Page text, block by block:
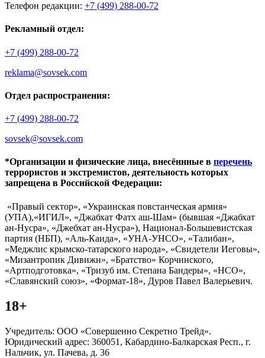
Телефон редакции: +7 (499) 288-00-72
Рекламный отдел:
+7 (499) 288-00-72
reklama@sovsek.com
Отдел распространения:
+7 (499) 288-00-72
sovsek@sovsek.com
*Организации и физические лица, внесённные в перечень
террористов и экстремистов, деятельность которых
запрещена в Российской Федерации:
«Правый сектор», «Украинская повстанческая армия»
(УПА),«ИГИЛ», «Джабхат Фатх аш-Шам» (бывшая «Джабхат
ан-Нусра», «Джебхат ан-Нусра»), Национал-Большевистская
партия (НБП), «Аль-Каида», «УНА-УНСО», «Талибан»,
«Меджлис крымско-татарского народа», «Свидетели Иеговы»,
«Мизантропик Дивижн», «Братство» Корчинского,
«Артподготовка», «Тризуб им. Степана Бандеры», «НСО»,
«Славянский союз», «Формат-18», Дуров Павел Валерьевич.
18+
Учредитель: ООО «Совершенно Секретно Трейд».
Юридический адрес: 360051, Кабардино-Балкарская Респ., г.
Нальчик, ул. Пачева, д. 36